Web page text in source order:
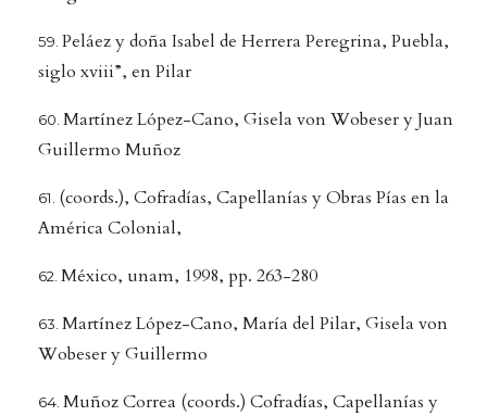
Peláez y doña Isabel de Herrera Peregrina, Puebla,
siglo xviii”, en Pilar
Martínez López-Cano, Gisela von Wobeser y Juan
Guillermo Muñoz
(coords.), Cofradías, Capellanías y Obras Pías en la
América Colonial,
México, unam, 1998, pp. 263-280
Martínez López-Cano, María del Pilar, Gisela von
Wobeser y Guillermo
Muñoz Correa (coords.) Cofradías, Capellanías y